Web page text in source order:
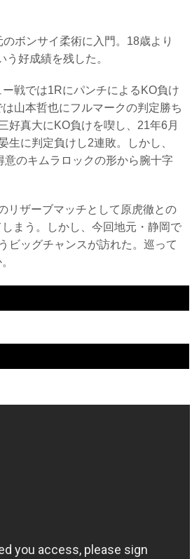
ボンサイ柔術に入門。18歳より
好成績を残した。
戦では1RにパンチによるKO負け
山本哲也にフルマークの判定勝ち
好真大にKO負けを喫し、21年6月
に判定負けし2連敗。しかし、
のキムラロックの形から腕十字
リザーブマッチとして原虎徹との
まう。しかし、今回地元・静岡で
ビッグチャンスが訪れた。巡って